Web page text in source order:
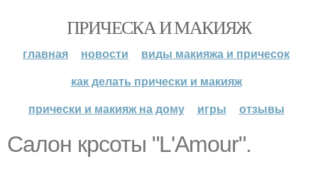
ПРИЧЕСКА И МАКИЯЖ
главная новости
виды макияжа и причесок
как делать прически и макияж
прически и макияж на дому
игры отзывы
Салон крсоты "L'Amour".